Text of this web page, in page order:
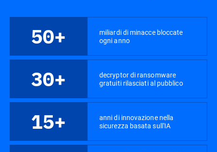
50+
miliardi di minacce bloccate
ogni anno
30+
decryptor di ransomware
gratuiti rilasciati al pubblico
15+
anni di innovazione nella
sicurezza basata sull'IA